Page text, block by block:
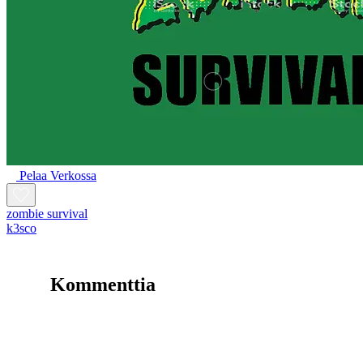
Pelaa Verkossa
zombie survival
k3sco
Kommenttia